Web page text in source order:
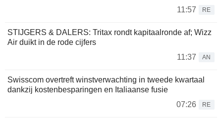
11:57
RE
STIJGERS & DALERS: Tritax rondt kapitaalronde af; Wizz
Air duikt in de rode cijfers
11:37
AN
Swisscom overtreft winstverwachting in tweede kwartaal
dankzij kostenbesparingen en Italiaanse fusie
07:26
RE